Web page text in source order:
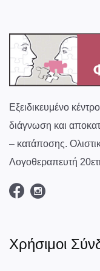
Εξειδικευμένο
διάγνωση και
– κατάποσης.
Λογοθεραπευτή
Χρήσιμοι